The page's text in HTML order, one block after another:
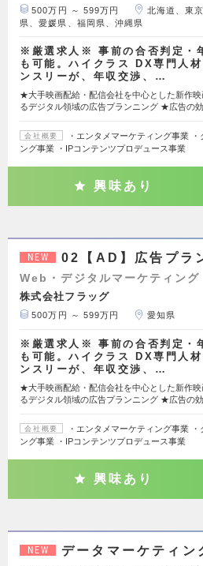
500万円 ～ 599万円
北海道、東
県、愛媛県、福岡県、沖縄県
※厳選求人※ 事前の合否判定・
も可能。ハイクラス DX専門人材
ンスリーが、年収交渉、…
★大手映画配給・配信会社を中心とした新作
るデジタル領域の広告プランニング ★広告の
会社概要
・エンタメマーケティング事業
ング事業 ・IPコンテンツプロデュース事業
興味あり
NEW 02【AD】広告プラ
Web・デジタルマーケティング
株式会社フラッグ
500万円 ～ 599万円 愛知県
※厳選求人※ 事前の合否判定・
も可能。ハイクラス DX専門人材
ンスリーが、年収交渉、…
★大手映画配給・配信会社を中心とした新作
るデジタル領域の広告プランニング ★広告の
会社概要
・エンタメマーケティング事業
ング事業 ・IPコンテンツプロデュース事業
興味あり
NEW データマーケティン